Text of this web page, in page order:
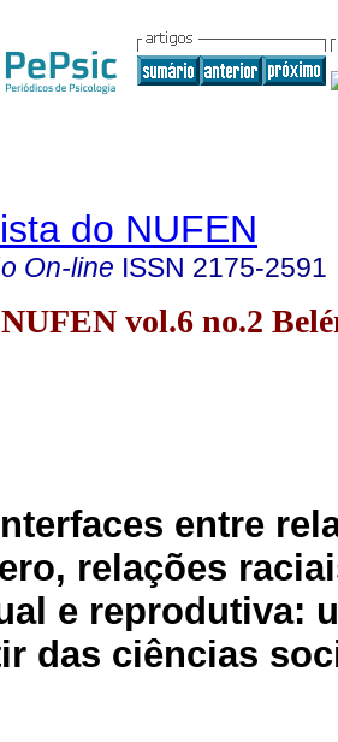
do NUFEN
On-line ISSN 2175-2591
vol.6 no.2
entre
relações
e reprodutiva:
das ciências